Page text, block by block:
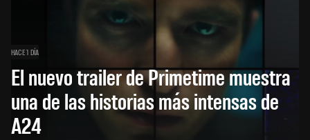
HACE 1 DÍA
El nuevo trailer de Primetime muestra
una de las historias más intensas de
A24